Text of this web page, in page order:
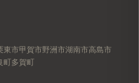
東市甲賀市野洲市湖南市高島市
町多賀町